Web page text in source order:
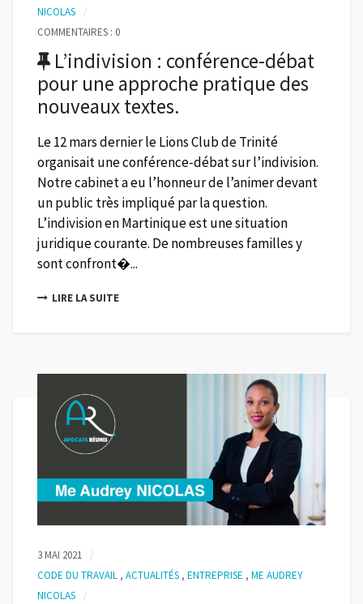
NICOLAS
COMMENTAIRES : 0
L’indivision : conférence-débat
pour une approche pratique des
nouveaux textes.
Le 12 mars dernier le Lions Club de Trinité
organisait une conférence-débat sur l’indivision.
Notre cabinet a eu l’honneur de l’animer devant
un public très impliqué par la question.
L’indivision en Martinique est une situation
juridique courante. De nombreuses familles y
sont confront�...
LIRE LA SUITE
3 MAI 2021
CODE DU TRAVAIL , ACTUALITÉS , ENTREPRISE , ME AUDREY
NICOLAS